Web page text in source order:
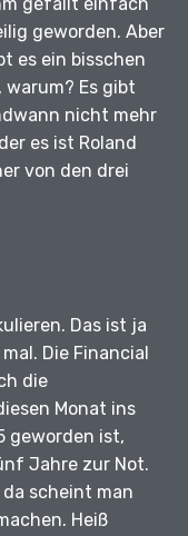
geworden. Aber
es ein bisschen
warum? Es gibt
nicht mehr
es ist Roland
von den drei
Das ist ja
Die Financial
die
Monat ins
geworden ist,
Jahre zur Not.
scheint man
Heiß